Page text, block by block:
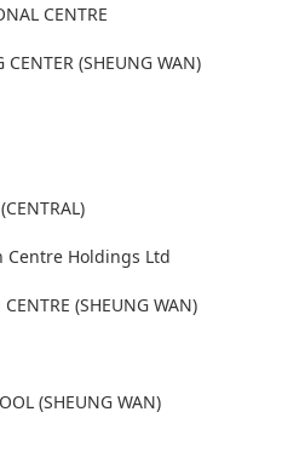
CENTRE
(SHEUNG WAN)
Centre Holdings Ltd
(SHEUNG WAN)
(SHEUNG WAN)